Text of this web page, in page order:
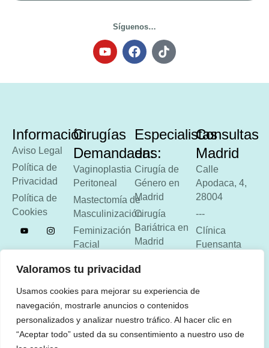
Valoramos tu privacidad
Usamos cookies para mejorar su experiencia de
navegación, mostrarle anuncios o contenidos
personalizados y analizar nuestro tráfico. Al hacer clic en
“Aceptar todo” usted da su consentimiento a nuestro uso de
Síguenos…
Información
Aviso Legal
Política de
Privacidad
Política de
Cookies
Cirugías
Demandadas:
Vaginoplastia
Peritoneal
Mastectomía de
Masculinización
Feminización
Facial
By Pass
Gástrico
Sleeve
Gástrico
Banda
Especialistas
en:
Cirugía de
Género en
Madrid
Cirugía
Bariátrica en
Madrid
Estética en
Consultas
Madrid
Calle
Apodaca, 4,
28004
---
Clínica
Fuensanta
28027
918 51 33 17